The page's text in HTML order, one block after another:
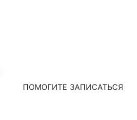
ПОМОГИТЕ ЗАПИСАТЬСЯ